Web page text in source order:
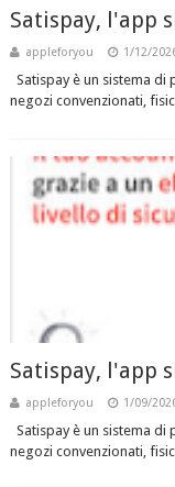
Satispay, l'app
appleforyou 1/12/
Satispay è un sistema
negozi convenzionati,
Satispay, l'app
appleforyou 1/09/
Satispay è un sistema
negozi convenzionati,